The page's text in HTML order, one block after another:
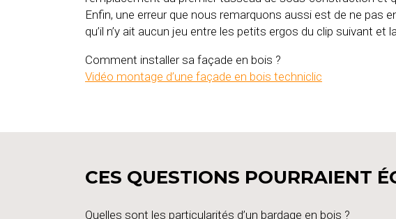
Enfin, une erreur que nous remarquons aussi est de ne
qu’il n’y ait aucun jeu entre les petits ergos du clip suivant et
Comment installer sa façade en bois ?
Vidéo montage d’une façade en bois techniclic
CES QUESTIONS POURRAIENT
Quelles sont les particularités d’un bardage en bois ?